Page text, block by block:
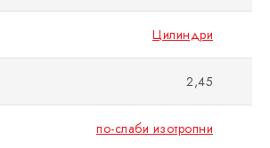
Цилиндри
2,45
по-слаби изотропни